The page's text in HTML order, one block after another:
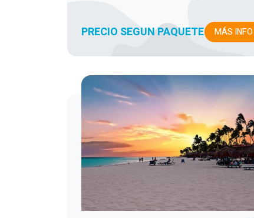
PRECIO SEGUN PAQUETE MÁS INFO